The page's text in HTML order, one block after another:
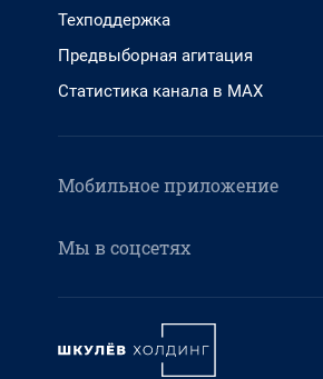
Техподдержка
Предвыборная агитация
Статистика канала в MAX
Мобильное приложение
Мы в соцсетях